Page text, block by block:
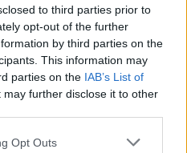
to third parties prior to
opt-out of the further
by third parties on the
This information may
parties on the IAB’s List of
may further disclose it to other
uses one or more Google
Opt Outs
lelőhelyek és
a Hír tv
műsorában